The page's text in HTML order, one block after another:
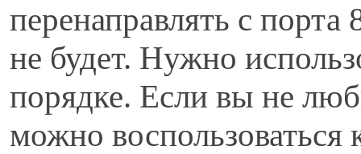
перенаправлять с порта
не будет. Нужно
порядке. Если вы не
можно